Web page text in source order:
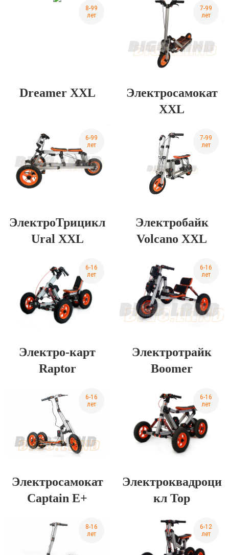
8-99
лет
Dreamer XXL
7-99
лет
Электросамокат
XXL
6-99
лет
ЭлектроТрицикл
Ural XXL
7-99
лет
Электробайк
Volcano XXL
6-16
лет
Электро-карт
Raptor
6-16
лет
Электротрайк
Boomer
6-16
лет
Электросамокат
Captain E+
6-16
лет
Электроквадроци
кл Top
8-16
лет
6-12
лет